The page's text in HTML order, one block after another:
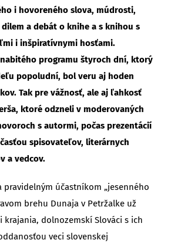
i hovoreného slova, múdrosti,
a debát o knihe a s knihou s
i inšpiratívnymi hosťami.
programu štyroch dní, ktorý
popoludní, bol veru aj hoden
Tak pre vážnosť, ale aj ľahkosť
ktoré odzneli v moderovaných
s autormi, počas prezentácií
spisovateľov, literárnych
a vedcov.
pravidelným účastníkom „jesenného
brehu Dunaja v Petržalke už
krajania, dolnozemskí Slováci s ich
veci slovenskej